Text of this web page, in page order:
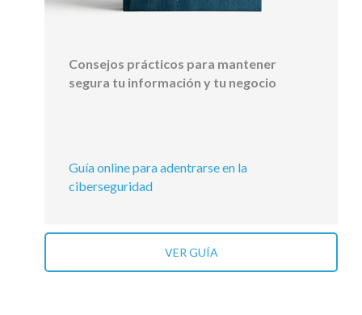
Consejos prácticos para mantener
segura tu información y tu negocio
Guía online para adentrarse en la
ciberseguridad
VER GUÍA